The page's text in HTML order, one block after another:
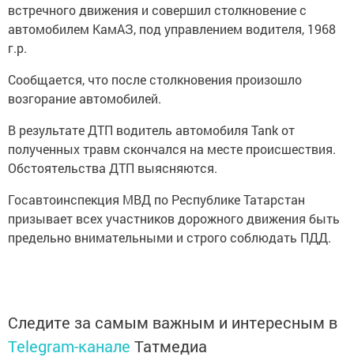
встречного движения и совершил столкновение с
автомобилем КамАЗ, под управлением водителя, 1968
г.р.
Сообщается, что после столкновения произошло
возгорание автомобилей.
В результате ДТП водитель автомобиля Tank от
полученных травм скончался на месте происшествия.
Обстоятельства ДТП выясняются.
Госавтоинспекция МВД по Республике Татарстан
призывает всех участников дорожного движения быть
предельно внимательными и строго соблюдать ПДД.
Следите за самым важным и интересным в
Telegram-канале Татмедиа